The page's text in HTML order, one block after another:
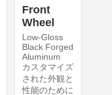
Front
Wheel
Low-Gloss
Black Forged
Aluminum
カスタマイズ
された外観と
性能のために